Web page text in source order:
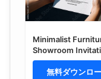
Minimalist
Showroom
Mockup
無料ダウンロ